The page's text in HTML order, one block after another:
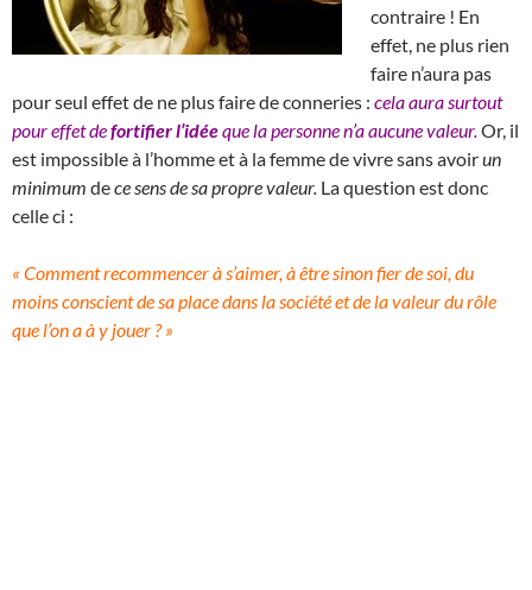
contraire ! En
effet, ne plus rien
faire n’aura pas
pour seul effet de ne plus faire de conneries : cela aura surtout
pour effet defortifier l’idéeque la personne n’a aucune valeur. Or, il
est impossible à l’homme et à la femme de vivre sans avoirun
minimum dece sens de sa propre valeur. La question est donc
celle ci :
« Comment recommencer à s’aimer, à être sinon fier de soi, du
moins conscient de sa place dans la société et de la valeur du rôle
que l’on a à y jouer ? »